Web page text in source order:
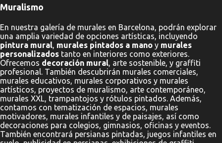
Muralismo
En nuestra galería de murales en Barcelona, podrán explorar
una amplia variedad de opciones artísticas, incluyendo
pintura mural, murales pintados a mano y murales
personalizados tanto en interiores como exteriores.
Ofrecemos decoración mural, arte sostenible, y graffiti
profesional. También descubrirán murales comerciales,
murales educativos, murales corporativos y murales
artísticos, proyectos de muralismo, arte contemporáneo,
murales XXL, trampantojos y rótulos pintados. Además,
contamos con tematización de espacios, murales
motivadores, murales infantiles y de paisajes, así como
decoraciones para colegios, gimnasios, oficinas y eventos.
También encontrará persianas pintadas, juegos infantiles en